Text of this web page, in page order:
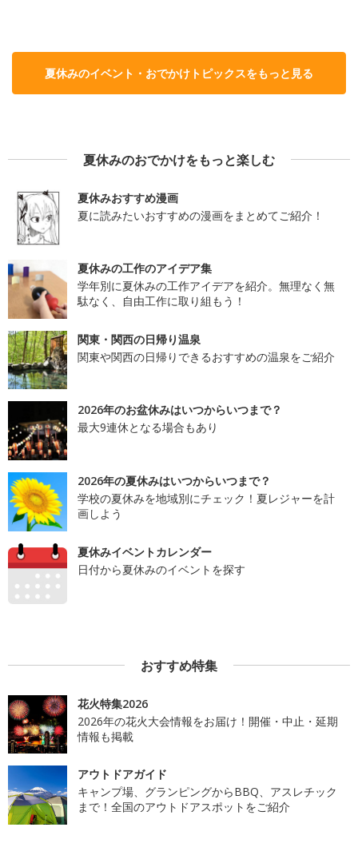
夏休みのイベント・おでかけトピックスをもっと見る
夏休みのおでかけをもっと楽しむ
夏休みおすすめ漫画
夏に読みたいおすすめの漫画をまとめてご紹介！
夏休みの工作のアイデア集
学年別に夏休みの工作アイデアを紹介。無理なく無
駄なく、自由工作に取り組もう！
関東・関西の日帰り温泉
関東や関西の日帰りできるおすすめの温泉をご紹介
2026年のお盆休みはいつからいつまで？
最大9連休となる場合もあり
2026年の夏休みはいつからいつまで？
学校の夏休みを地域別にチェック！夏レジャーを計
画しよう
夏休みイベントカレンダー
日付から夏休みのイベントを探す
おすすめ特集
花火特集2026
2026年の花火大会情報をお届け！開催・中止・延期
情報も掲載
アウトドアガイド
キャンプ場、グランピングからBBQ、アスレチック
まで！全国のアウトドアスポットをご紹介